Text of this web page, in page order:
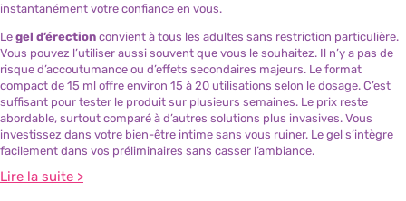
instantanément votre confiance en vous.
Le gel d’érection convient à tous les adultes sans restriction particulière.
Vous pouvez l’utiliser aussi souvent que vous le souhaitez. Il n’y a pas de
risque d’accoutumance ou d’effets secondaires majeurs. Le format
compact de 15 ml offre environ 15 à 20 utilisations selon le dosage. C’est
suffisant pour tester le produit sur plusieurs semaines. Le prix reste
abordable, surtout comparé à d’autres solutions plus invasives. Vous
investissez dans votre bien-être intime sans vous ruiner. Le gel s’intègre
facilement dans vos préliminaires sans casser l’ambiance.
Lire la suite >